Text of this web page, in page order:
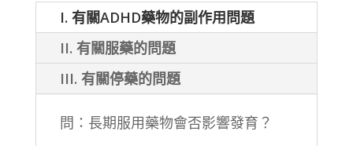
I. 有關ADHD藥物的副作用問題
II. 有關服藥的問題
III. 有關停藥的問題
問：長期服用藥物會否影響發育？